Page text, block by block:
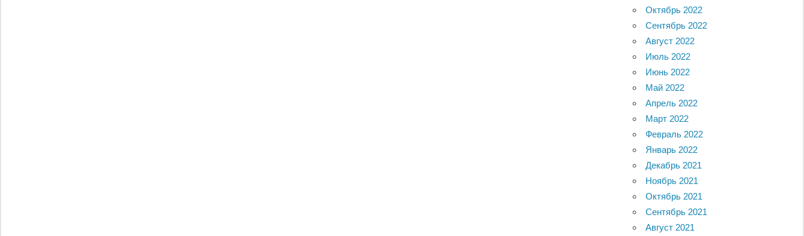
Октябрь 2022
Сентябрь 2022
Август 2022
Июль 2022
Июнь 2022
Май 2022
Апрель 2022
Март 2022
Февраль 2022
Январь 2022
Декабрь 2021
Ноябрь 2021
Октябрь 2021
Сентябрь 2021
Август 2021